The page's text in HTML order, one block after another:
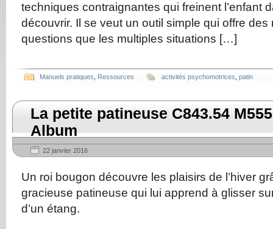
techniques contraignantes qui freinent l’enfant
découvrir. Il se veut un outil simple qui offre
questions que les multiples situations […]
Manuels pratiques Ressources activités psychomotrices patin
La petite patineuse C843.54
Album
22 janvier 2016
Un roi bougon découvre les plaisirs de l’hiver
gracieuse patineuse qui lui apprend à glisser
d’un étang.